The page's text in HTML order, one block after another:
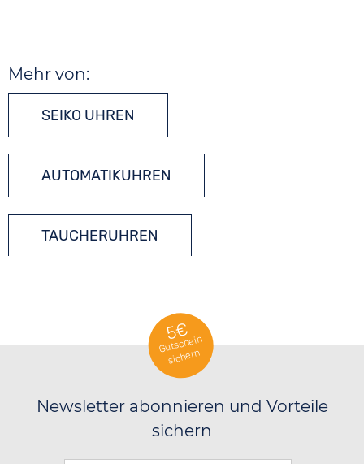
Mehr von:
SEIKO UHREN
AUTOMATIKUHREN
TAUCHERUHREN
5€
Gutschein
sichern
Newsletter abonnieren und Vorteile
sichern